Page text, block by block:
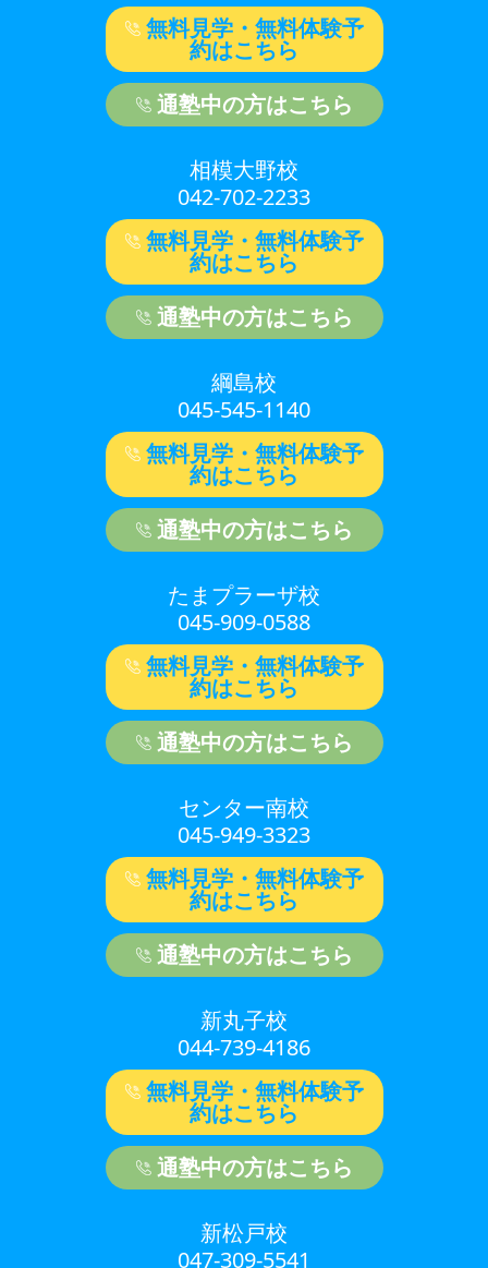
無料見学・無料体験予
約はこちら
通塾中の方はこちら
相模大野校
042-702-2233
無料見学・無料体験予
約はこちら
通塾中の方はこちら
綱島校
045-545-1140
無料見学・無料体験予
約はこちら
通塾中の方はこちら
たまプラーザ校
045-909-0588
無料見学・無料体験予
約はこちら
通塾中の方はこちら
センター南校
045-949-3323
無料見学・無料体験予
約はこちら
通塾中の方はこちら
新丸子校
044-739-4186
無料見学・無料体験予
約はこちら
通塾中の方はこちら
新松戸校
047-309-5541